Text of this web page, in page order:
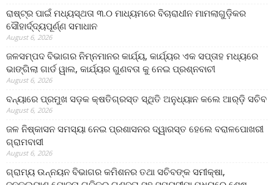
ରାଷ୍ଟ୍ର ପାଇଁ ମଧ୍ୟସ୍ଥତା ୩.୦ ମାଧ୍ୟମରେ ବିଚାରାଧୀନ ମାମଲାଗୁଡ଼ିକର
ସୌହାର୍ଦ୍ଦ୍ୟପୂର୍ଣ୍ଣ ସମାଧାନ
August 6, 2026
ଜଳସମ୍ପଦ ବିଭାଗର ନିମ୍ନମାନର କାର୍ଯ୍ୟ, କାର୍ଯ୍ୟର ଏକ ସପ୍ତାହ ମଧ୍ୟରେ
ଭାଙ୍ଗିଲା ଗାର୍ଡ ୱାଲ, କାର୍ଯ୍ୟର ଗୁଣବତା କୁ ନେଇ ପ୍ରଶ୍ନବାଚୀ
August 6, 2026
ବନ୍ୟାରେ ପ୍ରମୁଖ ସଡ଼କ କ୍ଷତିଗ୍ରସ୍ତ ସ୍ଥିତି ଅନୁଧ୍ୟାନ କଲେ ଆର୍‌ଡ଼ି ସଚିବ
August 6, 2026
ଜଳ ନିଷ୍କାସନ ସମସ୍ୟା ନେଇ ପ୍ରଶାସନର ଦ୍ୱାରସ୍ତ ହେଲେ ବରାଳପୋଖରୀ
ଗ୍ରାମବାସୀ
August 6, 2026
ଗ୍ରାମ୍ୟ ଉନ୍ନୟନ ବିଭାଗର କମିଶନର ତଥା ସଚିବଙ୍କ ସମୀକ୍ଷା,